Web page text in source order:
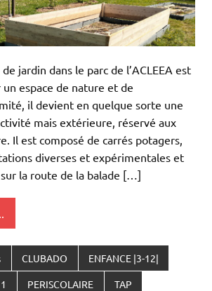
jardin dans le parc de l’ACLEEA est
espace de nature et de
il devient en quelque sorte une
mais extérieure, réservé aux
Il est composé de carrés potagers,
diverses et expérimentales et
la route de la balade […]
CLUBADO ENFANCE |3-12|
PERISCOLAIRE TAP